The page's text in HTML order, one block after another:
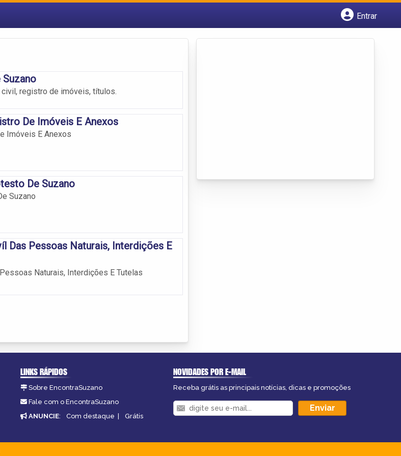
Entrar
registro de imóveis, títulos.
De Imóveis E Anexos
Imóveis E Anexos
De Suzano
Suzano
Das Pessoas Naturais, Interdições E
Naturais, Interdições E Tutelas
LINKS RÁPIDOS
Sobre EncontraSuzano
Fale com o EncontraSuzano
ANUNCIE: Com destaque | Grátis
NOVIDADES POR E-MAIL
Receba grátis as principais notícias, dicas e promoções